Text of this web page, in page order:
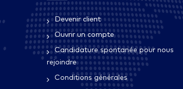
Devenir client
Ouvrir un compte
Candidature spontanée pour nous
rejoindre
Conditions générales